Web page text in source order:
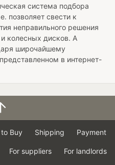
система подбора
позволяет свести к
неправильного решения
колесных дисков. А
широчайшему
в интернет-
Buy Shipping Payment
For suppliers For landlords